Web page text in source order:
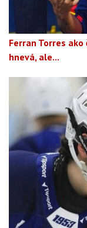
Ferran Torres
hnevá, ale...